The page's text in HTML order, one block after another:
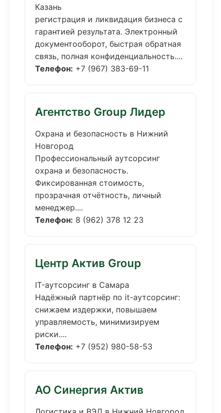
Казань
регистрация и ликвидация бизнеса с
гарантией результата. Электронный
документооборот, быстрая обратная
связь, полная конфиденциальность....
Телефон: +7 (967) 383-69-11
Агентство Group Лидер
Охрана и безопасность в Нижний
Новгород
Профессиональный аутсорсинг
охрана и безопасность.
Фиксированная стоимость,
прозрачная отчётность, личный
менеджер....
Телефон: 8 (962) 378 12 23
Центр Актив Group
IT-аутсорсинг в Самара
Надёжный партнёр по it-аутсорсинг:
снижаем издержки, повышаем
управляемость, минимизируем
риски....
Телефон: +7 (952) 980-58-53
АО Синергия Актив